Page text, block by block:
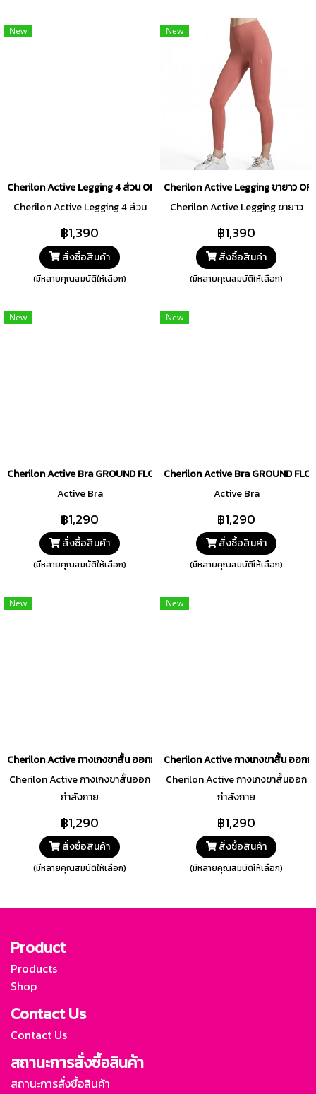
New
Cherilon Active Legging 4 ส่วน ORANGE BRICK Collection สีส้ม รหัส
Cherilon Active Legging 4 ส่วน
฿1,390
สั่งซื้อสินค้า
(มีหลายคุณสมบัติให้เลือก)
New
Cherilon Active Legging ขายาว
Cherilon Active Legging ขายาว
฿1,390
สั่งซื้อสินค้า
(มีหลายคุณสมบัติให้เลือก)
New
Cherilon Active Bra GROUND FLOWER Collection สีครีม รหัส BNA272-
Active Bra
฿1,290
สั่งซื้อสินค้า
(มีหลายคุณสมบัติให้เลือก)
New
Cherilon Active Bra GROUND
Active Bra
฿1,290
สั่งซื้อสินค้า
(มีหลายคุณสมบัติให้เลือก)
New
Cherilon Active กางเกงขาสั้น ออกกำลังกาย GROUND FLOWER SET สีค
Cherilon Active กางเกงขาสั้นออก
กำลังกาย
฿1,290
สั่งซื้อสินค้า
(มีหลายคุณสมบัติให้เลือก)
New
Cherilon Active กางเกงขาสั้น ออกก
Cherilon Active กางเกงขาสั้นออก
กำลังกาย
฿1,290
สั่งซื้อสินค้า
(มีหลายคุณสมบัติให้เลือก)
Product
Products
Shop
Contact Us
Contact Us
สถานะการสั่งซื้อสินค้า
สถานะการสั่งซื้อสินค้า